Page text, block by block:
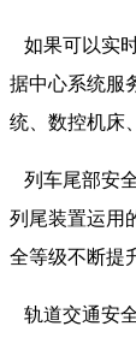
如果可以实
据中心系统服
统、数控机床
列车尾部安
列尾装置运用
全等级不断提
轨道交通安